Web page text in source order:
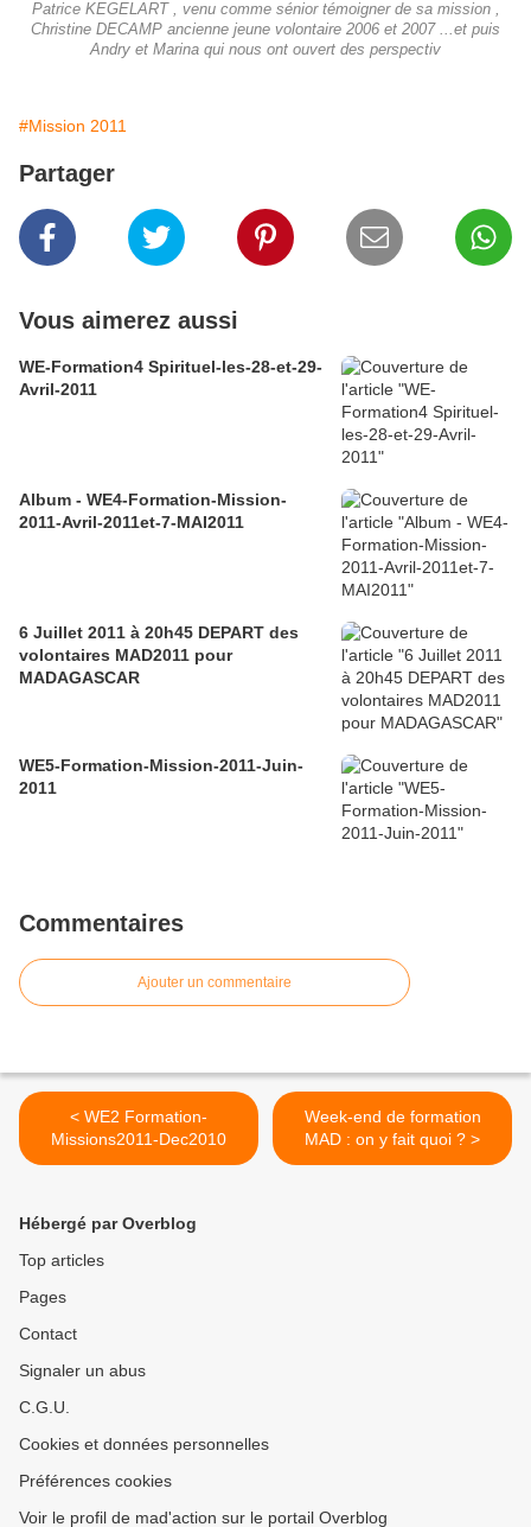
Patrice KEGELART , venu comme sénior témoigner de sa mission ,
Christine DECAMP ancienne jeune volontaire 2006 et 2007 ...et puis
Andry et Marina qui nous ont ouvert des perspectiv
#Mission 2011
Partager
Vous aimerez aussi
WE-Formation4 Spirituel-les-28-et-29-
Avril-2011
Album - WE4-Formation-Mission-
2011-Avril-2011et-7-MAI2011
6 Juillet 2011 à 20h45 DEPART des
volontaires MAD2011 pour
MADAGASCAR
WE5-Formation-Mission-2011-Juin-
2011
Commentaires
Ajouter un commentaire
< WE2 Formation-
Missions2011-Dec2010
Week-end de formation
MAD : on y fait quoi ? >
Hébergé par Overblog
Top articles
Pages
Contact
Signaler un abus
C.G.U.
Cookies et données personnelles
Préférences cookies
Voir le profil de mad'action sur le portail Overblog